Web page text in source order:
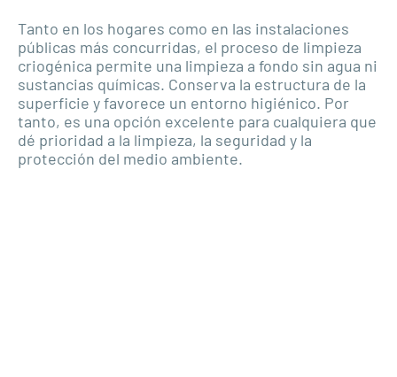
Tanto en los hogares como en las instalaciones
públicas más concurridas, el proceso de limpieza
criogénica permite una limpieza a fondo sin agua ni
sustancias químicas. Conserva la estructura de la
superficie y favorece un entorno higiénico. Por
tanto, es una opción excelente para cualquiera que
dé prioridad a la limpieza, la seguridad y la
protección del medio ambiente.